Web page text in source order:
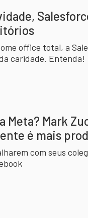
office total, a
caridade. Entenda!
Meta? Mark
é mais
com seus